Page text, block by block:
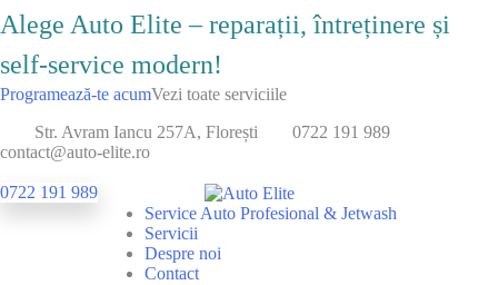
Alege Auto Elite – reparații, întreținere și
self-service modern!
Programează-te acumVezi toate serviciile
Str. Avram Iancu 257A, Florești
0722 191 989
contact@auto-elite.ro
0722 191 989
Service Auto Profesional & Jetwash
Servicii
Despre noi
Contact